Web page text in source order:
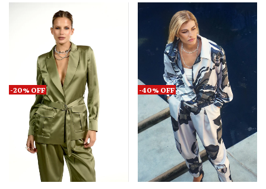
-20% OFF -40% OFF